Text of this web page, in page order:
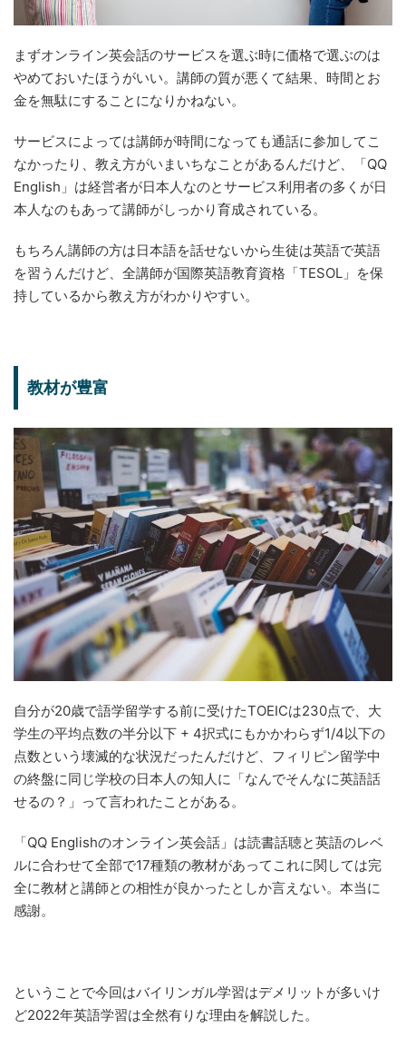
まずオンライン英会話のサービスを選ぶ時に価格で選ぶのは
やめておいたほうがいい。講師の質が悪くて結果、時間とお
金を無駄にすることになりかねない。
サービスによっては講師が時間になっても通話に参加してこ
なかったり、教え方がいまいちなことがあるんだけど、「QQ
English」は経営者が日本人なのとサービス利用者の多くが日
本人なのもあって講師がしっかり育成されている。
もちろん講師の方は日本語を話せないから生徒は英語で英語
を習うんだけど、全講師が国際英語教育資格「TESOL」を保
持しているから教え方がわかりやすい。
教材が豊富
自分が20歳で語学留学する前に受けたTOEICは230点で、大
学生の平均点数の半分以下 + 4択式にもかかわらず1/4以下の
点数という壊滅的な状況だったんだけど、フィリピン留学中
の終盤に同じ学校の日本人の知人に「なんでそんなに英語話
せるの？」って言われたことがある。
「QQ Englishのオンライン英会話」は読書話聴と英語のレベ
ルに合わせて全部で17種類の教材があってこれに関しては完
全に教材と講師との相性が良かったとしか言えない。本当に
感謝。
ということで今回はバイリンガル学習はデメリットが多いけ
ど2022年英語学習は全然有りな理由を解説した。